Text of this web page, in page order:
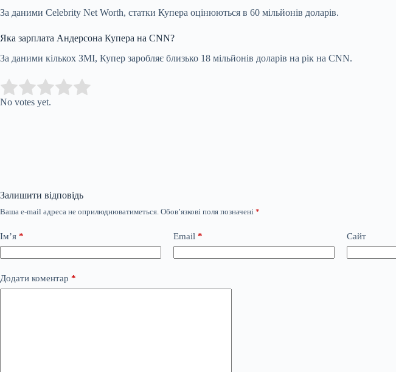
За даними Celebrity Net Worth, статки Купера оцінюються в 60 мільйонів доларів.
Яка зарплата Андерсона Купера на CNN?
За даними кількох ЗМІ, Купер заробляє близько 18 мільйонів доларів на рік на CNN.
Rate this item:
No votes yet.
Залишити відповідь
Ваша e-mail адреса не оприлюднюватиметься. Обов’язкові поля позначені *
Ім’я * Email * Сайт
Додати коментар *